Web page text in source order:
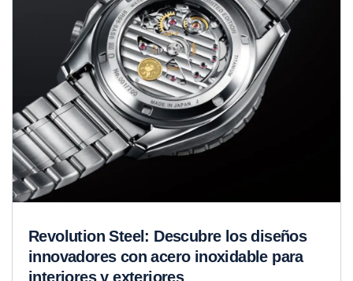
Revolution Steel: Descubre los diseños
innovadores con acero inoxidable para
interiores y exteriores